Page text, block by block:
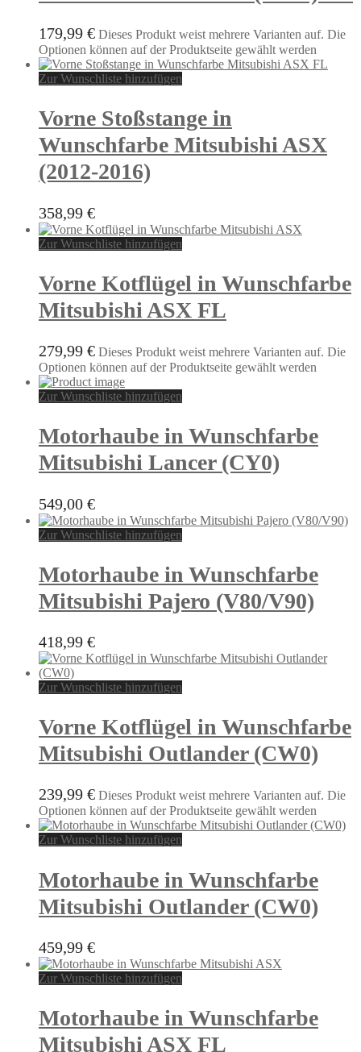
179,99 € Dieses Produkt weist mehrere Varianten auf. Die
Optionen können auf der Produktseite gewählt werden
Zur Wunschliste hinzufügen
Vorne Stoßstange in
Wunschfarbe Mitsubishi ASX
(2012-2016)
358,99 €
Zur Wunschliste hinzufügen
Vorne Kotflügel in Wunschfarbe
Mitsubishi ASX FL
279,99 € Dieses Produkt weist mehrere Varianten auf. Die
Optionen können auf der Produktseite gewählt werden
Zur Wunschliste hinzufügen
Motorhaube in Wunschfarbe
Mitsubishi Lancer (CY0)
549,00 €
Zur Wunschliste hinzufügen
Motorhaube in Wunschfarbe
Mitsubishi Pajero (V80/V90)
418,99 €
Zur Wunschliste hinzufügen
Vorne Kotflügel in Wunschfarbe
Mitsubishi Outlander (CW0)
239,99 € Dieses Produkt weist mehrere Varianten auf. Die
Optionen können auf der Produktseite gewählt werden
Zur Wunschliste hinzufügen
Motorhaube in Wunschfarbe
Mitsubishi Outlander (CW0)
459,99 €
Zur Wunschliste hinzufügen
Motorhaube in Wunschfarbe
Mitsubishi ASX FL